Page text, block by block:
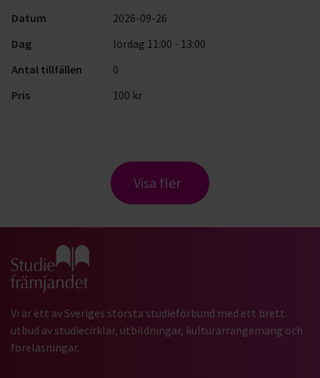
Datum
2026-09-26
Dag
lördag 11:00 - 13:00
Antal tillfällen
0
Pris
100 kr
Visa fler
Gå till studiefrämjandets startsida
Vi är ett av Sveriges största studieförbund med ett brett
utbud av studiecirklar, utbildningar, kulturarrangemang och
föreläsningar.